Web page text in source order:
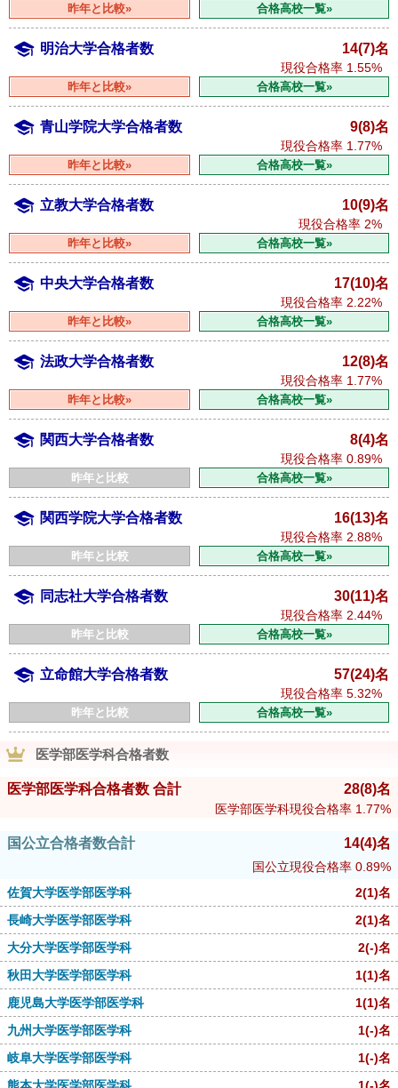
昨年と比較» 合格高校一覧»
明治大学合格者数 14(7)名
現役合格率 1.55%
昨年と比較» 合格高校一覧»
青山学院大学合格者数 9(8)名
現役合格率 1.77%
昨年と比較» 合格高校一覧»
立教大学合格者数 10(9)名
現役合格率 2%
昨年と比較» 合格高校一覧»
中央大学合格者数 17(10)名
現役合格率 2.22%
昨年と比較» 合格高校一覧»
法政大学合格者数 12(8)名
現役合格率 1.77%
昨年と比較» 合格高校一覧»
関西大学合格者数 8(4)名
現役合格率 0.89%
昨年と比較 合格高校一覧»
関西学院大学合格者数 16(13)名
現役合格率 2.88%
昨年と比較 合格高校一覧»
同志社大学合格者数 30(11)名
現役合格率 2.44%
昨年と比較 合格高校一覧»
立命館大学合格者数 57(24)名
現役合格率 5.32%
昨年と比較 合格高校一覧»
医学部医学科合格者数
医学部医学科合格者数 合計 28(8)名
医学部医学科現役合格率 1.77%
国公立合格者数合計 14(4)名
国公立現役合格率 0.89%
佐賀大学医学部医学科
2(1)名
長崎大学医学部医学科
2(1)名
大分大学医学部医学科
2(-)名
秋田大学医学部医学科
1(1)名
鹿児島大学医学部医学科
1(1)名
九州大学医学部医学科
1(-)名
岐阜大学医学部医学科
1(-)名
熊本大学医学部医学科
1(-)名